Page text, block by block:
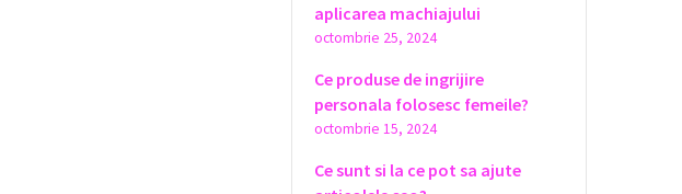
aplicarea machiajului
octombrie 25, 2024
Ce produse de ingrijire
personala folosesc femeile?
octombrie 15, 2024
Ce sunt si la ce pot sa ajute